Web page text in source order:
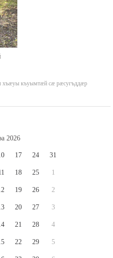
хъæуы къуымтæй сæ рæсугъддæр
2026
17
18
19
20
21
22
24
25
26
27
28
29
31
1
2
3
4
5